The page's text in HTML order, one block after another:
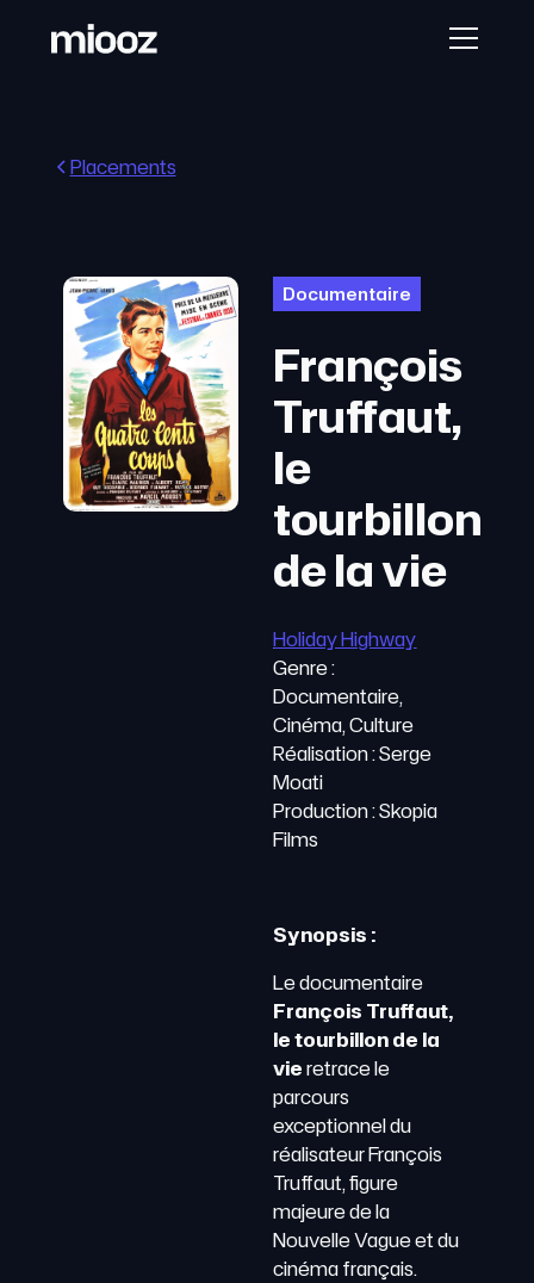
Placements
Documentaire
François
Truffaut,
le
tourbillon
de la vie
Holiday Highway
Genre :
Documentaire,
Cinéma, Culture
Réalisation : Serge
Moati
Production : Skopia
Films
Synopsis :
Le documentaire
François Truffaut,
le tourbillon de la
vieretrace le
parcours
exceptionnel du
réalisateur François
Truffaut, figure
majeure de la
Nouvelle Vague et du
cinéma français.